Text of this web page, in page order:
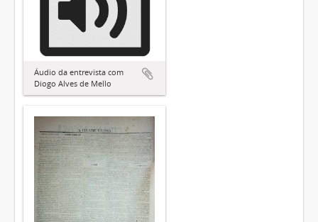
Áudio da entrevista com
Diogo Alves de Mello